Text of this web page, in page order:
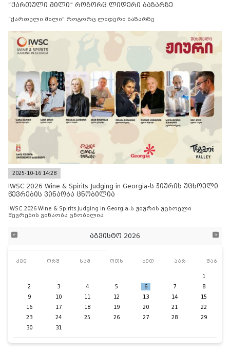
“ქართული მილი” როგორც ლიდერი ბაზარზე
“ქართული მილი” როგორც ლიდერი ბაზარზე
2025-10-16 14:28
IWSC 2026 Wine & Spirits Judging in Georgia-ს ჟიურის უცხოელი
წევრების ვინაობა ცნობილია
IWSC 2026 Wine & Spirits Judging in Georgia-ს ჟიურის უცხოელი
წევრების ვინაობა ცნობილია
აგვისტო 2026
კვი ორშ სამ ოთხ ხუთ პარ შაბ
1
2
3 4 5 6 7
8
9
10 11 12 13 14
15
16
17 18 19 20 21
22
23
24 25 26 27 28
29
30
31